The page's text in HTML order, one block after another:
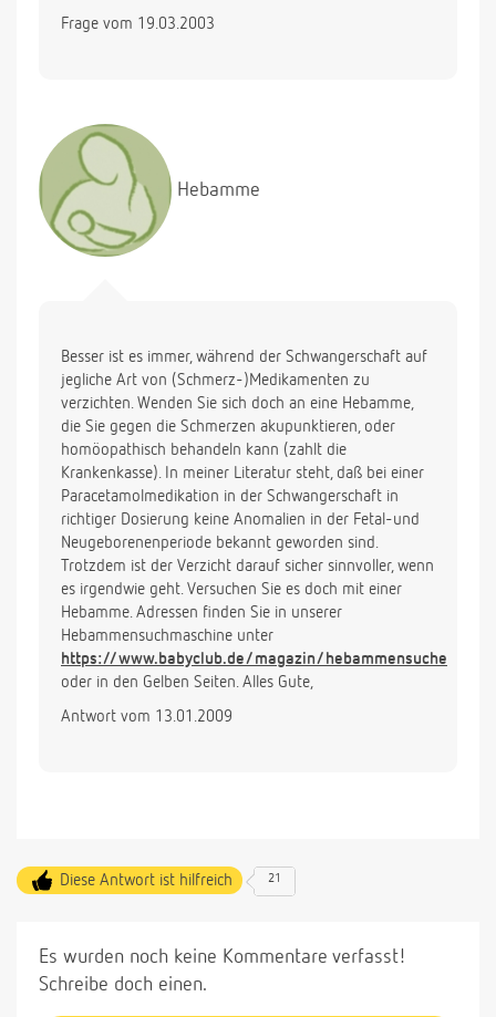
werden.
Frage vom 19.03.2003
Hebamme
Besser ist es immer, während der Schwangerschaft auf
jegliche Art von (Schmerz-)Medikamenten zu
verzichten. Wenden Sie sich doch an eine Hebamme,
die Sie gegen die Schmerzen akupunktieren, oder
homöopathisch behandeln kann (zahlt die
Krankenkasse). In meiner Literatur steht, daß bei einer
Paracetamolmedikation in der Schwangerschaft in
richtiger Dosierung keine Anomalien in der Fetal-und
Neugeborenenperiode bekannt geworden sind.
Trotzdem ist der Verzicht darauf sicher sinnvoller, wenn
es irgendwie geht. Versuchen Sie es doch mit einer
Hebamme. Adressen finden Sie in unserer
Hebammensuchmaschine unter
https://www.babyclub.de/magazin/hebammensuche
oder in den Gelben Seiten. Alles Gute,
Antwort vom 13.01.2009
Diese Antwort ist hilfreich 21
Es wurden noch keine Kommentare verfasst!
Schreibe doch einen.